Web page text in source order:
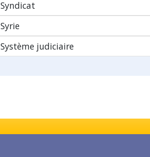
Syndicat
Syrie
Système judiciaire